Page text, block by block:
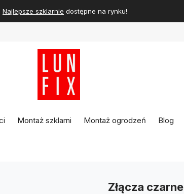
Najlepsze szklarnie dostępne na rynku!
Montaż szklarni Montaż ogrodzeń Blog
Złącza czarne